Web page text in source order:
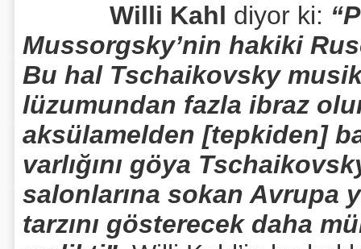
Willi Kahl diyor ki:
Mussorgsky’nin hakiki
Bu hal Tschaikovsky
lüzumundan fazla ibraz
aksülamelden [tepkiden]
varlığını göya
salonlarına sokan Avrupa
tarzını gösterecek daha